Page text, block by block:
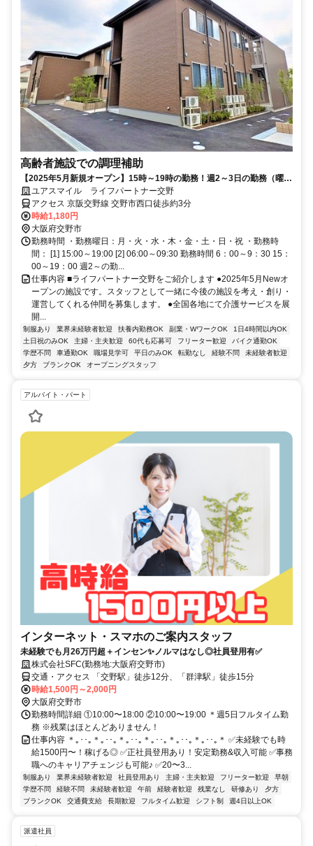
高齢者施設での調理補助
【2025年5月新規オープン】15時～19時の勤務！週2～3日の勤務（曜日
は要相談）/高齢者施設の調理盛付スタッフ（交野市駅から徒歩5分）
ユアスマイル ライフパートナー交野
アクセス 京阪交野線 交野市西口徒歩約3分
時給1,180円
大阪府交野市
勤務時間 ・勤務曜日：月・火・水・木・金・土・日・祝 ・勤務時
間： [1] 15:00～19:00 [2] 06:00～09:30 勤務時間 6：00～9：30 15：
00～19：00 週2～の勤...
仕事内容 ■ライフパートナー交野をご紹介します ●2025年5月Newオ
ープンの施設です。スタッフとして一緒に今後の施設を考え・創り・
運営してくれる仲間を募集します。 ●全国各地にて介護サービスを展
開...
制服あり 業界未経験者歓迎 扶養内勤務OK 副業・WワークOK
1日4時間以内OK
土日祝のみOK
主婦・主夫歓迎 60代も応募可 フリーター歓迎
バイク通勤OK
学歴不問
車通勤OK 職場見学可 平日のみOK 転勤なし 経験不問
未経験者歓迎
夕方
ブランクOK オープニングスタッフ
アルバイト・パート
インターネット・スマホのご案内スタッフ
未経験でも月26万円超＋インセン✨ノルマはなし◎社員登用有✅
株式会社SFC(勤務地:大阪府交野市)
交通・アクセス 「交野駅」徒歩12分、「群津駅」徒歩15分
時給1,500円～2,000円
大阪府交野市
勤務時間詳細 ①10:00〜18:00 ②10:00〜19:00 ＊週5日フルタイム勤
務 ※残業はほとんどありません！
仕事内容 ＊｡･･｡＊｡･･｡＊｡･･｡＊｡･･｡＊｡･･｡＊｡･･｡＊ ✅未経験でも時
給1500円〜！稼げる◎ ✅正社員登用あり！安定勤務&収入可能 ✅事務
職へのキャリアチェンジも可能♪ ✅20〜3...
制服あり 業界未経験者歓迎 社員登用あり 主婦・主夫歓迎 フリーター歓迎
早朝
学歴不問
経験不問 未経験者歓迎 午前 経験者歓迎 残業なし 研修あり
夕方
ブランクOK
交通費支給 長期歓迎 フルタイム歓迎 シフト制 週4日以上OK
派遣社員